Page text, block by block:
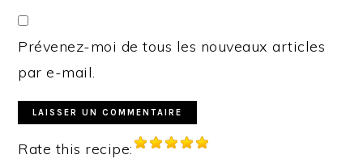
Prévenez-moi de tous les nouveaux articles
par e-mail.
Rate this recipe: